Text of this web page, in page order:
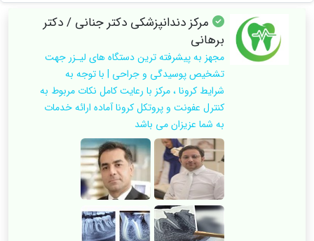
مرکز دندانپزشکی دکتر جنانی / دکتر
برهانی
مجهز به پیشرفته ترین دستگاه های لیـزر جهت
تشخیص پوسیدگی و جراحی | با توجه به
شرایط کرونا ، مرکز با رعایت کامل نکات مربوط به
کنترل عفونت و پروتکل کرونا آماده ارائه خدمات
به شما عزیزان می باشد